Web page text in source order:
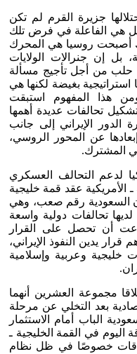
جزيرة القرم لم تكن
هي الفاعلة في فرض تلك
أصبحت روسيا هي المحرك
بل إن جنرالات الولايات
حلب من أجل تأجيج مسألة
استراتيجية بغيضة لكنها هي
ومن هذا المفهوم استبقت
تشكيل تحالفات عديدة أهمها
الدور الإيراني إلى جانب
عن المحور الروسي،
المشترك.
لدعم التحالف العسكري
ـ الأمريكية عقد قمة خليجية
السعودية رقم صعب، وهي
لديها تحالفات دولية واسعة
أن تحصل على القرار
أهم قرار يدين النفوذ الإيراني،
وعربية وإسلامية
مجموعة العشرين أنهما
بعد التخلي عن مرحلة
الباب أمام الاستثمار
اليوم في القمة الخليجية ـ
خصوصًا في ظل نظام